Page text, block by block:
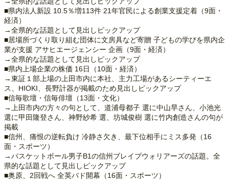
■県内法人新設 10.5％増113件 21年官民による創業支援定着（9面・
経済）
→全県的な話題として見出しピックアップ
■居場所づくり取り組む団体に文房具など寄贈 子どもの学びを県内企
業が支援 アサヒエージェンシー 企画（9面・経済）
→全県的な話題として見出しピックアップ
■県内上場企業の株価 16日（10面・経済）
→東証１部上場の上田市内に本社、主力工場があるシーティーエ
ス、HIOKI、長野計器が掲載のため見出しピックアップ
■信毎歌壇・信毎俳壇（13面・文化）
→上田市内の方々の句として、道浦母都子 選に中山早さん、小池光
選に甲田隆登さん、神野紗希 選、坊城俊樹 選に竹内創造さんの句が
掲載
■信州、痛恨の逆転負け 冷静さ欠き、最下位相手にミス多発（16
面・スポーツ）
→バスケットボール男子B1の信州ブレイブウォリアーズの話題。全
県的な話題として見出しピックアップ
■奥原、2回戦へ 全英バド開幕（16面・スポーツ）